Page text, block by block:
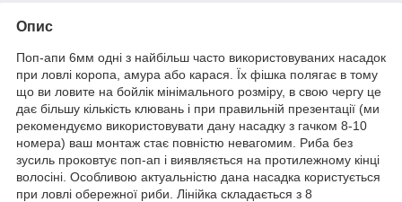
Опис
Поп-апи 6мм одні з найбільш часто використовуваних насадок
при ловлі коропа, амура або карася. Їх фішка полягає в тому
що ви ловите на бойлік мінімального розміру, в свою чергу це
дає більшу кількість клювань і при правильній презентації (ми
рекомендуємо використовувати дану насадку з гачком 8-10
номера) ваш монтаж стає повністю невагомим. Риба без
зусиль проковтує поп-ап і виявляється на протилежному кінці
волосіні. Особливою актуальністю дана насадка користується
при ловлі обережної риби. Лінійка складається з 8